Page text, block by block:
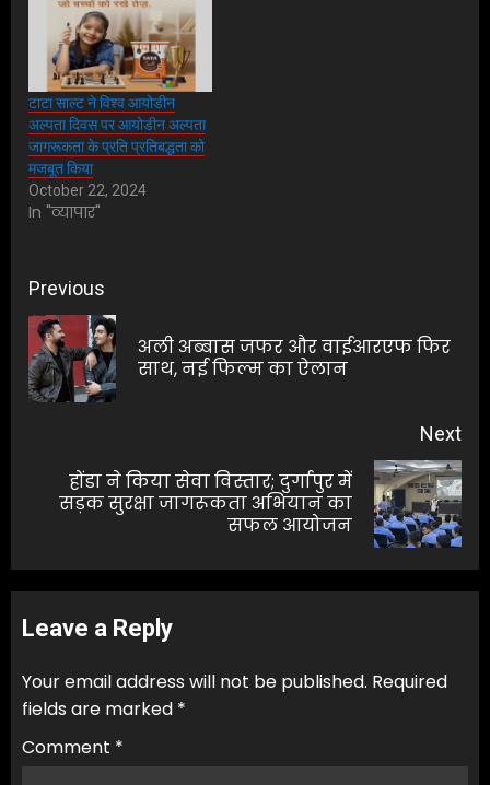
टाटा साल्ट ने विश्व आयोडीन
अल्पता दिवस पर आयोडीन अल्पता
जागरूकता के प्रति प्रतिबद्धता को
मजबूत किया
October 22, 2024
In "व्यापार"
Post
navigation
Previous
अली अब्बास जफर और वाईआरएफ फिर
साथ, नई फिल्म का ऐलान
Next
Next
होंडा ने किया सेवा विस्तार; दुर्गापुर में
सड़क सुरक्षा जागरूकता अभियान का
सफल आयोजन
Leave a Reply
Your email address will not be published. Required
fields are marked *
Comment *